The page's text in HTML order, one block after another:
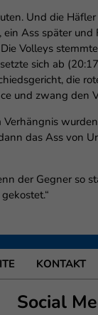
Und die
Ass später
Volleys
sich ab
die
und zwang den
das Ass von
der Gegner so
KONTAKT
Social